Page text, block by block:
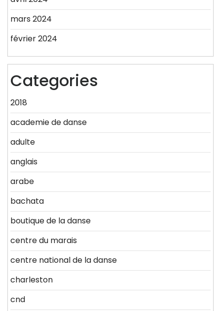
mars 2024
février 2024
Categories
2018
academie de danse
adulte
anglais
arabe
bachata
boutique de la danse
centre du marais
centre national de la danse
charleston
cnd